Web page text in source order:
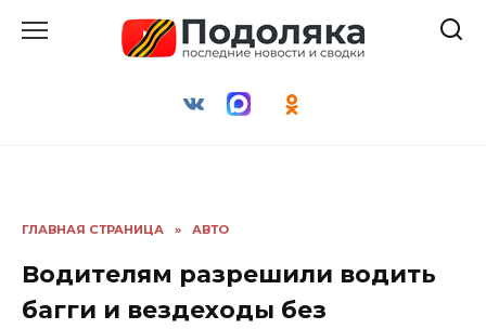
ГЛАВНАЯ СТРАНИЦА » АВТО
Водителям разрешили водить
багги и вездеходы без